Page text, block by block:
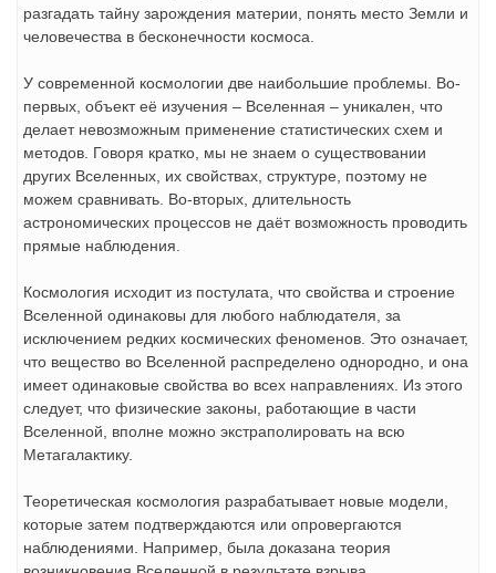
разгадать тайну зарождения материи, понять место Земли и
человечества в бесконечности космоса.
У современной космологии две наибольшие проблемы. Во-
первых, объект её изучения – Вселенная – уникален, что
делает невозможным применение статистических схем и
методов. Говоря кратко, мы не знаем о существовании
других Вселенных, их свойствах, структуре, поэтому не
можем сравнивать. Во-вторых, длительность
астрономических процессов не даёт возможность проводить
прямые наблюдения.
Космология исходит из постулата, что свойства и строение
Вселенной одинаковы для любого наблюдателя, за
исключением редких космических феноменов. Это означает,
что вещество во Вселенной распределено однородно, и она
имеет одинаковые свойства во всех направлениях. Из этого
следует, что физические законы, работающие в части
Вселенной, вполне можно экстраполировать на всю
Метагалактику.
Теоретическая космология разрабатывает новые модели,
которые затем подтверждаются или опровергаются
наблюдениями. Например, была доказана теория